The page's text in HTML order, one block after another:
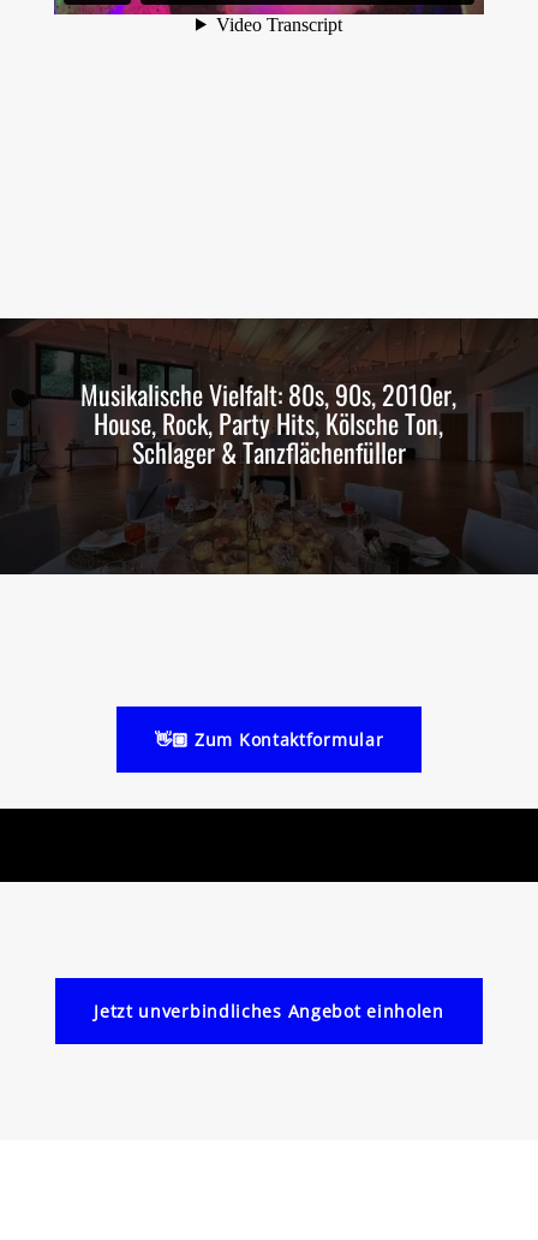
Musikalische Vielfalt: 80s, 90s, 2010er,
House, Rock, Party Hits, Kölsche Ton,
Schlager & Tanzflächenfüller
👋🏼 Zum Kontaktformular
Jetzt unverbindliches Angebot einholen